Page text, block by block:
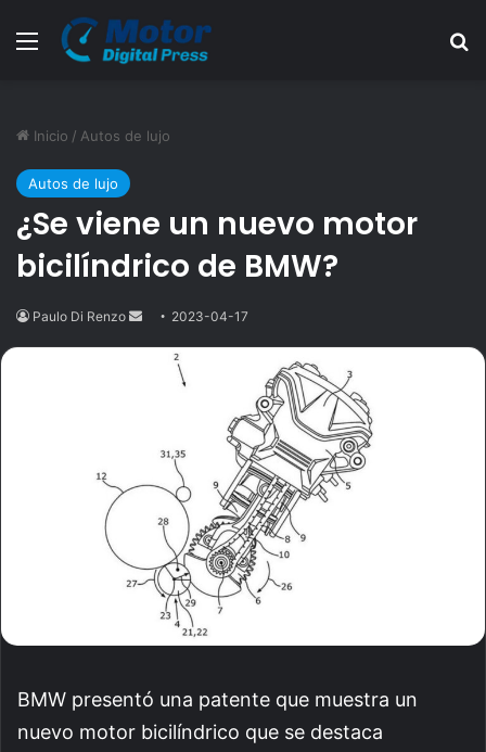
Menú
Inicio / Autos de lujo
Autos de lujo
¿Se viene un nuevo motor
bicilíndrico de BMW?
Paulo Di Renzo
Send2023-04-17
BMW presentó una patente que muestra un
nuevo motor bicilíndrico que se destaca